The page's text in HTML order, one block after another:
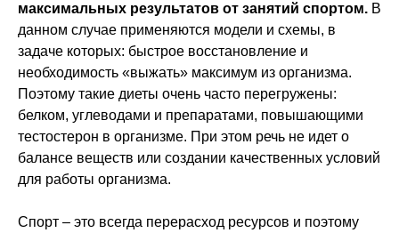
максимальных результатов от занятий спортом. В
данном случае применяются модели и схемы, в
задаче которых: быстрое восстановление и
необходимость «выжать» максимум из организма.
Поэтому такие диеты очень часто перегружены:
белком, углеводами и препаратами, повышающими
тестостерон в организме. При этом речь не идет о
балансе веществ или создании качественных условий
для работы организма.
Спорт – это всегда перерасход ресурсов и поэтому